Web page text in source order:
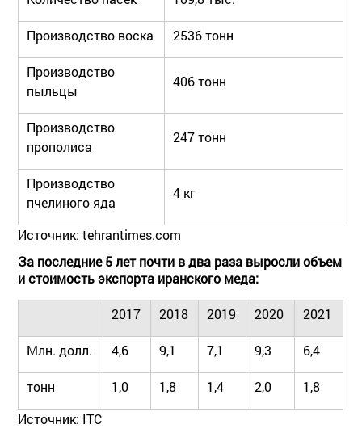
Производство воска 2536 тонн
Производство
пыльцы
406 тонн
Производство
прополиса
247 тонн
Производство
пчелиного яда
4 кг
Источник: tehrantimes.com
За последние 5 лет почти в два раза выросли объем
и стоимость экспорта иранского меда:
2017 2018 2019 2020 2021
Млн. долл. 4,6 9,1 7,1 9,3 6,4
тонн 1,0 1,8 1,4 2,0
1,8
Источник: ITC